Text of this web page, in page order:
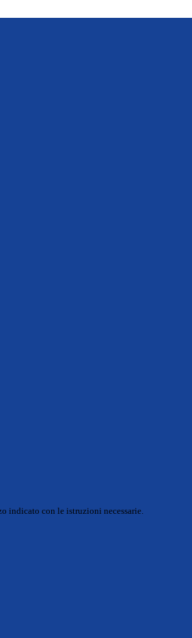
indicato con le istruzioni necessarie.